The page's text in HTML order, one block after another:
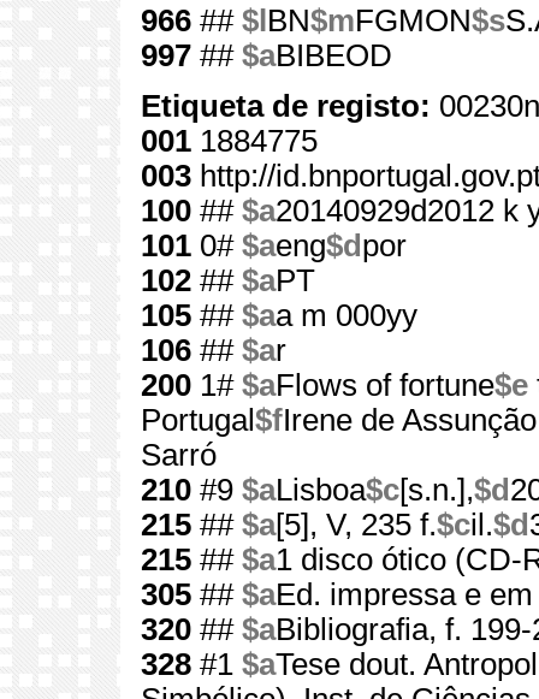
966 ## $l BN$mFGMON$s
997 ## $aBIBEOD
Etiqueta de registo:
001 1884775
003 http://
100 ## $a20140929d2012 k
101 0# $aeng$d por
102 ## $aPT
105 ## $aa m 000yy
106 ## $ar
200 1# $aFlows of fortune$e
Portugal$fIrene de
Sarró
210 #9 $aLisboa$c[s.n.],$d
215 ## $a[5], V, 235 f.$cil.$d
215 ## $a1 disco ótico (CD-
305 ## $aEd. impressa e
320 ## $aBibliografia, f. 199-
328 #1 $aTese dout.